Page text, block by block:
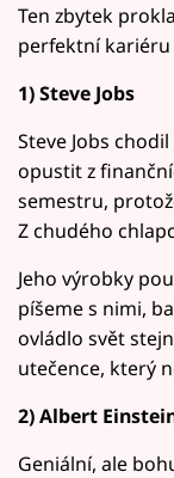
Ten zbytek
perfektní
1) Steve Jobs
Steve Jobs
opustit z
semestru,
Z chudého
Jeho výrobky
píšeme s nimi,
ovládlo svět
utečence, který
2) Albert
Geniální, ale